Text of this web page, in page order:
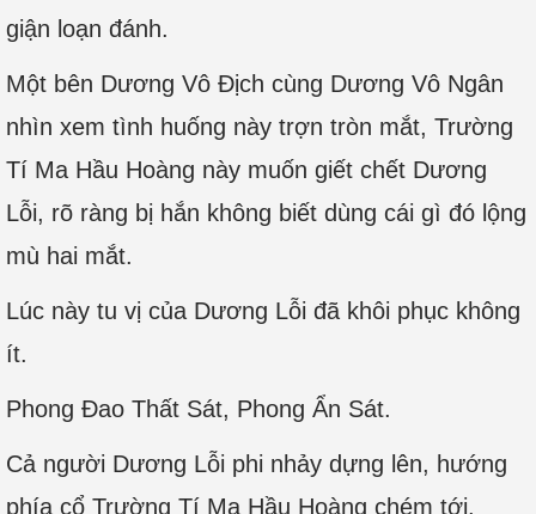
giận loạn đánh.
Một bên Dương Vô Địch cùng Dương Vô Ngân
nhìn xem tình huống này trợn tròn mắt, Trường
Tí Ma Hầu Hoàng này muốn giết chết Dương
Lỗi, rõ ràng bị hắn không biết dùng cái gì đó lộng
mù hai mắt.
Lúc này tu vị của Dương Lỗi đã khôi phục không
ít.
Phong Đao Thất Sát, Phong Ẩn Sát.
Cả người Dương Lỗi phi nhảy dựng lên, hướng
phía cổ Trường Tí Ma Hầu Hoàng chém tới.